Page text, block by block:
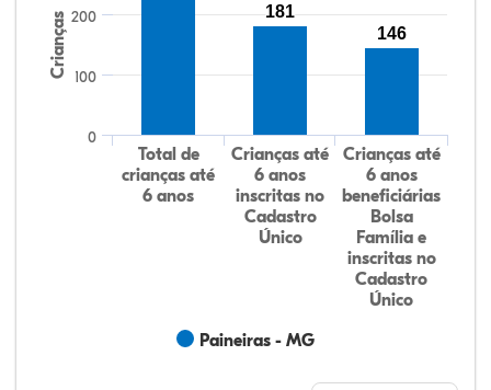
Crianças
Paineiras - MG
Total de
crianças até
6 anos
Crianças até
6 anos
inscritas no
Cadastro
Único
Crianças até
6 anos
beneficiárias
Bolsa
Família e
inscritas no
Cadastro
Único
0
100
200
181
146